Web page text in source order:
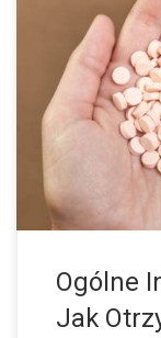
Od 10 marca
o legalizacji
pacjentów
umożliwia ona
Ogólne
Jak